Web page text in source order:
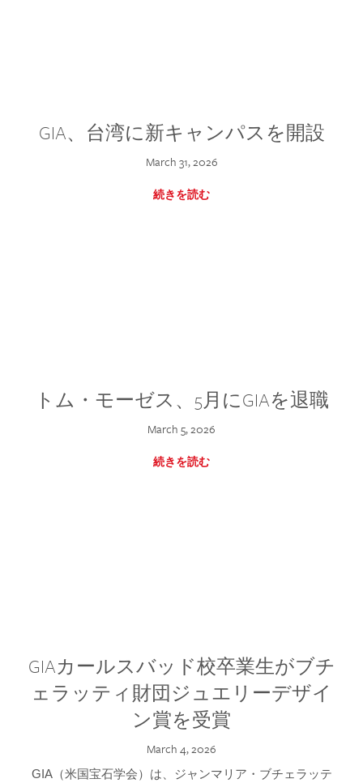
GIA、台湾に新キャンパスを開設
March 31, 2026
続きを読む
トム・モーゼス、5月にGIAを退職
March 5, 2026
続きを読む
GIAカールスバッド校卒業生がブチ
ェラッティ財団ジュエリーデザイ
ン賞を受賞
March 4, 2026
GIA（米国宝石学会）は、ジャンマリア・ブチェラッテ